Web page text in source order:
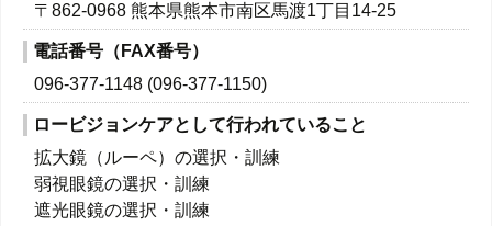
〒862-0968 熊本県熊本市南区馬渡1丁目14-25
電話番号（FAX番号）
096-377-1148 (096-377-1150)
ロービジョンケアとして行われていること
拡大鏡（ルーペ）の選択・訓練
弱視眼鏡の選択・訓練
遮光眼鏡の選択・訓練